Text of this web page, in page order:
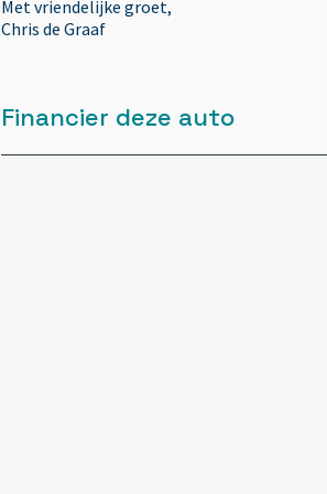
Audio-navigatie full map
Met vriendelijke groet,
Chris de Graaf
Financier deze auto